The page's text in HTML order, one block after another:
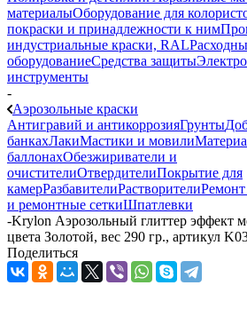
материалыОборудование для
покраски и принадлежности к ним
индустриальные краски, RAL
оборудованиеСредства защиты
инструменты
-
Аэрозольные краски
Антигравий и антикоррозияГрунты
банкахЛакиМастики и мовили
баллонахОбезжириватели и
очистителиОтвердителиПокрытие для
камерРазбавителиРастворителиРемонт
и ремонтные сеткиШпатлевки
-Krylon Аэрозольный глиттер эффект
цвета Золотой, вес 290 гр., артикул
Поделиться